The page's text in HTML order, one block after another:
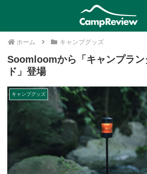
ホーム キャンプグッズ
Soomloomから「キャンプラン
ド」登場
キャンプグッズ